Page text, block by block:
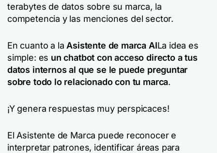
terabytes de datos sobre su marca, la
competencia y las menciones del sector.
En cuanto a la Asistente de marca AILa idea es
simple: es un chatbot con acceso directo a tus
datos internos al que se le puede preguntar
sobre todo lo relacionado con tu marca.
¡Y genera respuestas muy perspicaces!
El Asistente de Marca puede reconocer e
interpretar patrones, identificar áreas para